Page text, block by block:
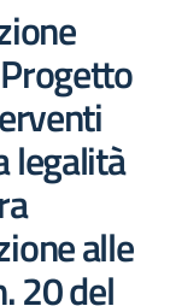
legalità
alle
20 del